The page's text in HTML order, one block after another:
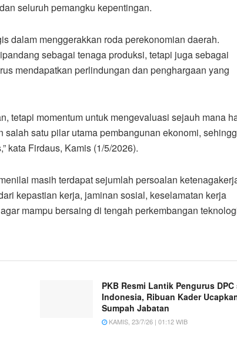
seluruh pemangku kepentingan.
dalam menggerakkan roda perekonomian daerah.
sebagai tenaga produksi, tetapi juga sebagai
mendapatkan perlindungan dan penghargaan yang
tetapi momentum untuk mengevaluasi sejauh mana
satu pilar utama pembangunan ekonomi,
kata Firdaus, Kamis (1/5/2026).
masih terdapat sejumlah persoalan
kepastian kerja, jaminan sosial, keselamatan kerja
mampu bersaing di tengah perkembangan
PKB Resmi Lantik Pengurus DPC
Indonesia, Ribuan Kader
Sumpah Jabatan
KAMIS, 23/7/26 | 01:12 WIB